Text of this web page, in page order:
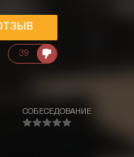
39
СОБЕСЕДОВАНИЕ